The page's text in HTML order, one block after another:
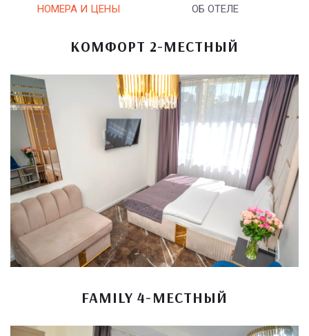
НОМЕРА И ЦЕНЫ ОБ ОТЕЛЕ
КОМФОРТ 2-МЕСТНЫЙ
FAMILY 4-МЕСТНЫЙ